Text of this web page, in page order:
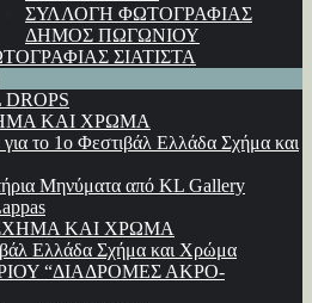
ΣΥΛΛΟΓΗ ΦΩΤΟΓΡΑΦΙΑΣ
ΔΗΜΟΣ ΠΩΓΩΝΙΟΥ
ΣΙΑΤΙΣΤΑ
ΚΑΙ ΧΡΩΜΑ
το 1ο Φεστιβάλ Ελλάδα Σχήμα και
Μηνύματα από KL Gallery
ΚΑΙ ΧΡΩΜΑ
Ελλάδα Σχήμα και Χρώμα
“ΔΙΑΔΡΟΜΕΣ ΑΚΡΟ-